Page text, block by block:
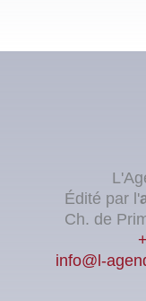
Édité par l'
Ch. de
info@l-